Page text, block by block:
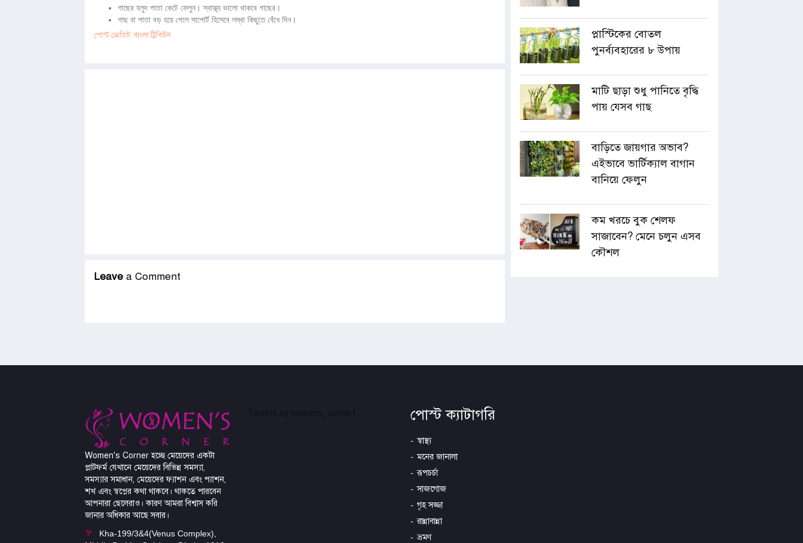
গাছের হলুদ পাতা কেটে ফেলুন। স্বাস্থ্য ভালো থাকবে গাছের।
গাছ বা পাতা বড় হয়ে গেলে সাপোর্ট হিসেবে লম্বা কিছুতে বেঁধে দিন।
পোস্ট ক্রেডিট: বাংলা ট্রিবিউন
Leave a Comment
প্লাস্টিকের বোতল
পুনর্ব্যবহারের ৮ উপায়
মাটি ছাড়া শুধু পানিতে বৃদ্ধি
পায় যেসব গাছ
বাড়িতে জায়গার অভাব?
এইভাবে ভার্টিক্যাল বাগান
বানিয়ে ফেলুন
কম খরচে বুক শেলফ
সাজাবেন? মেনে চলুন এসব
কৌশল
Women's Corner হচ্ছে মেয়েদের একটা
প্লাটফর্ম যেখানে মেয়েদের বিভিন্ন সমস্যা,
সমস্যার সমাধান, মেয়েদের ফ্যাশন এবং প্যাশন,
শখ এবং স্বপ্নের কথা থাকবে। থাকতে পারবেন
আপনারা ছেলেরাও। কারণ আমরা বিশ্বাস করি
জানার অধিকার আছে সবার।
Kha-199/3&4(Venus Complex),
পোস্ট ক্যাটাগরি
স্বাস্থ্য
মনের জানালা
রূপচর্চা
সাজগোজ
গৃহ সজ্জা
রান্নাবান্না
ভ্রমণ